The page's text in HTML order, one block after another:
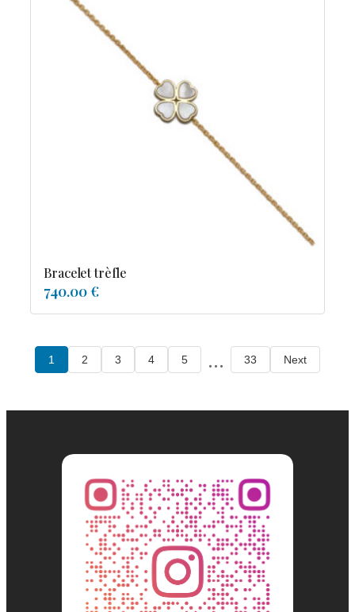
Bracelet trèfle
740.00 €
1 2 3 4 5 ... 33 Next